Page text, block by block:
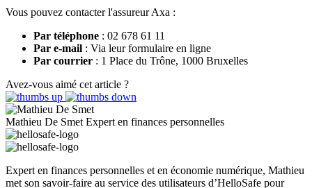
Vous pouvez contacter l'assureur Axa :
Par téléphone : 02 678 61 11
Par e-mail : Via leur formulaire en ligne
Par courrier : 1 Place du Trône, 1000 Bruxelles
Avez-vous aimé cet article ?
Mathieu De Smet Expert en finances personnelles
Expert en finances personnelles et en économie numérique, Mathieu
met son savoir-faire au service des utilisateurs d’HelloSafe pour